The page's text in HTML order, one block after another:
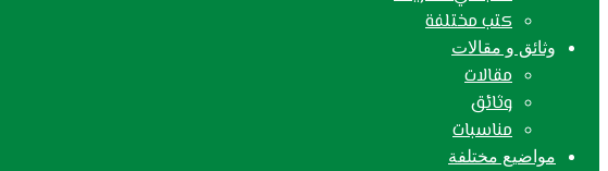
كتب مختلفة
وثائق و مقالات
مقالات
وثائق
مناسبات
مواضيع مختلفة